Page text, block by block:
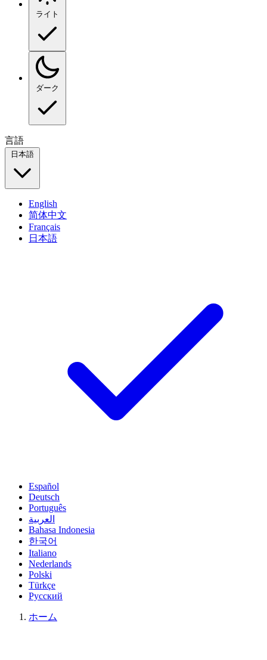
ライト
ダーク
言語
日本語
English
简体中文
Français
日本語
Español
Deutsch
Português
العربية
Bahasa Indonesia
한국어
Italiano
Nederlands
Polski
Türkçe
Русский
ホーム